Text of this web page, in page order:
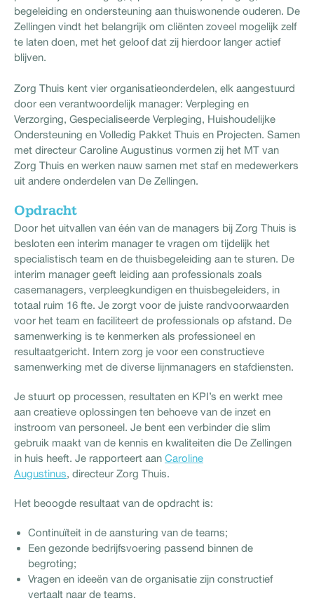
begeleiding en ondersteuning aan thuiswonende ouderen. De
Zellingen vindt het belangrijk om cliënten zoveel mogelijk zelf
te laten doen, met het geloof dat zij hierdoor langer actief
blijven.
Zorg Thuis kent vier organisatieonderdelen, elk aangestuurd
door een verantwoordelijk manager: Verpleging en
Verzorging, Gespecialiseerde Verpleging, Huishoudelijke
Ondersteuning en Volledig Pakket Thuis en Projecten. Samen
met directeur Caroline Augustinus vormen zij het MT van
Zorg Thuis en werken nauw samen met staf en medewerkers
uit andere onderdelen van De Zellingen.
Opdracht
Door het uitvallen van één van de managers bij Zorg Thuis is
besloten een interim manager te vragen om tijdelijk het
specialistisch team en de thuisbegeleiding aan te sturen. De
interim manager geeft leiding aan professionals zoals
casemanagers, verpleegkundigen en thuisbegeleiders, in
totaal ruim 16 fte. Je zorgt voor de juiste randvoorwaarden
voor het team en faciliteert de professionals op afstand. De
samenwerking is te kenmerken als professioneel en
resultaatgericht. Intern zorg je voor een constructieve
samenwerking met de diverse lijnmanagers en stafdiensten.
Je stuurt op processen, resultaten en KPI’s en werkt mee
aan creatieve oplossingen ten behoeve van de inzet en
instroom van personeel. Je bent een verbinder die slim
gebruik maakt van de kennis en kwaliteiten die De Zellingen
in huis heeft. Je rapporteert aan Caroline
Augustinus, directeur Zorg Thuis.
Het beoogde resultaat van de opdracht is:
Continuïteit in de aansturing van de teams;
Een gezonde bedrijfsvoering passend binnen de
begroting;
Vragen en ideeën van de organisatie zijn constructief
vertaalt naar de teams.